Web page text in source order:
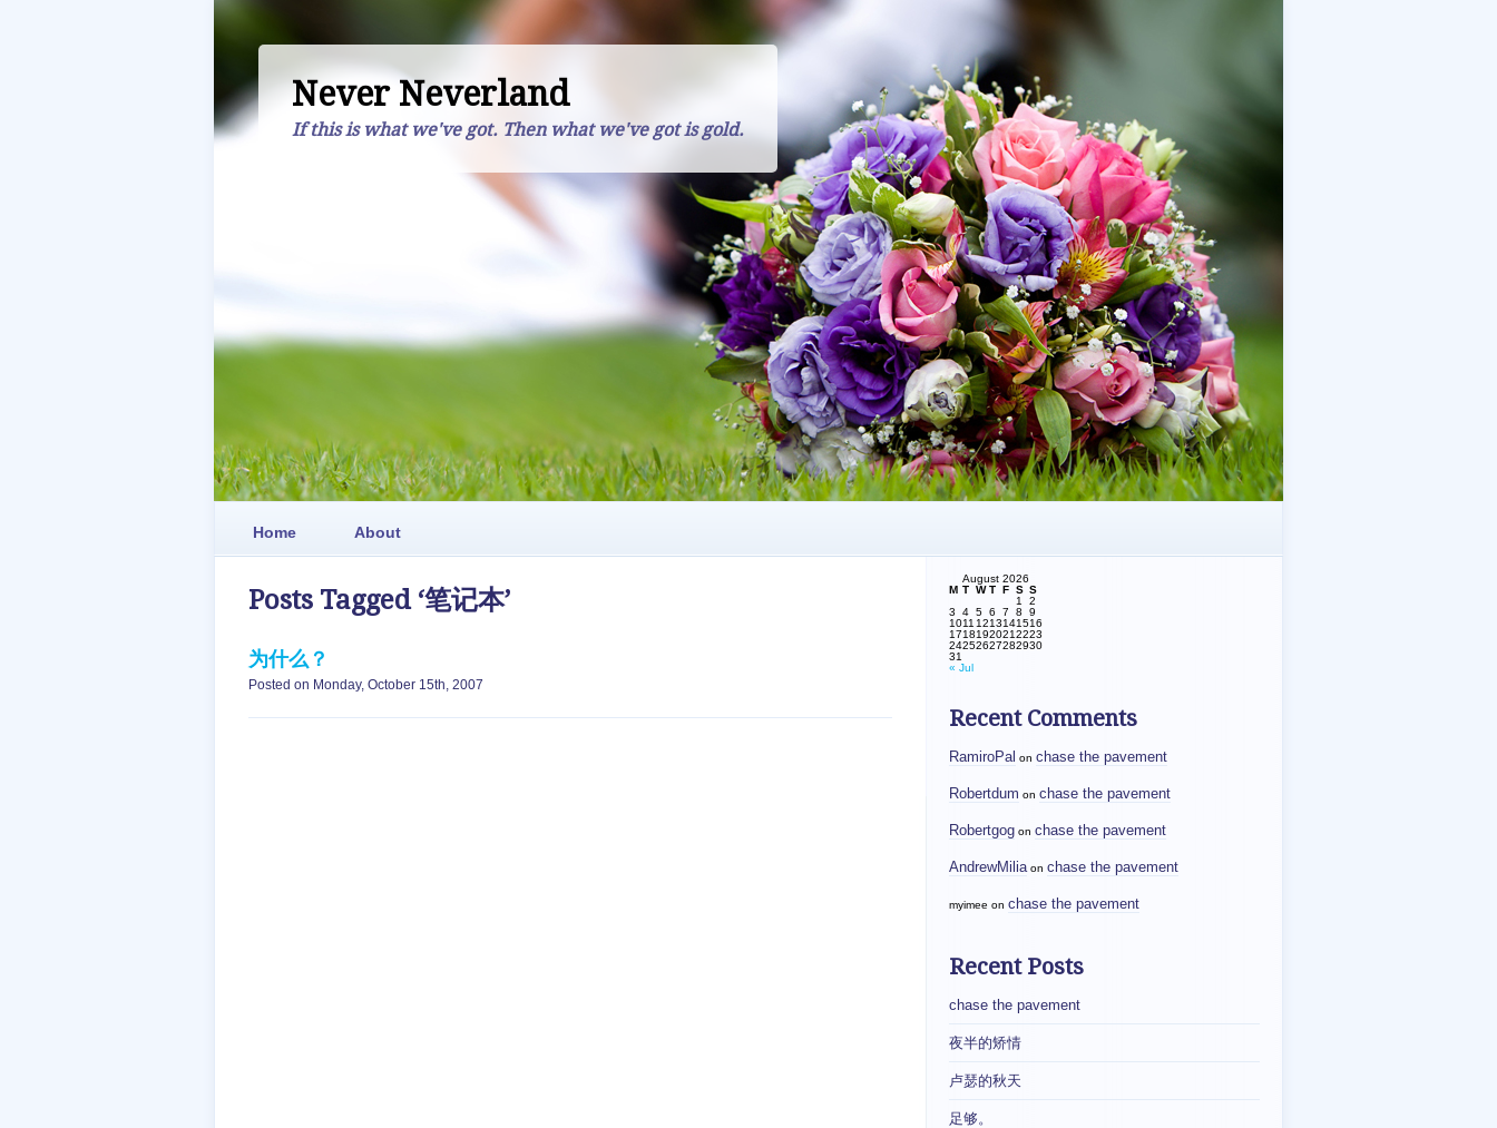
Never Neverland
If this is what we've got. Then what we've got is gold.
Home About
Posts Tagged ‘笔记本’
为什么？
Posted on Monday, October 15th, 2007
August 2026
M T W T F S S
1
2
3
4 5 6 7 8
9
1011 1213141516
17181920212223
24252627282930
31
« Jul
Recent Comments
RamiroPal on chase the pavement
Robertdum on chase the pavement
Robertgog on chase the pavement
AndrewMilia on chase the pavement
myimee on chase the pavement
Recent Posts
chase the pavement
夜半的矫情
卢瑟的秋天
足够。